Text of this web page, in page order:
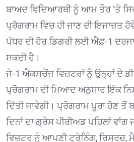
ਬਾਅਦ ਵਿਦਿਆਰਥੀ ਨੂੰ ਆਮ ਤੌਰ ‘ਤੇ
ਪ੍ਰੋਗਰਾਮ ਵਿਚ ਹੀ ਜਾਣ ਦੀ ਇਜਾਜ਼ਤ
ਪੱਧਰ ਦੀ ਹੋਰ ਡਿਗਰੀ ਲਈ ਐੱਫ਼-1
ਸਕਦੀ ਹੈ।
ਜੇ-1 ਐਕਸਚੇਂਜ ਵਿਜ਼ਟਰਾਂ ਨੂੰ ਉਨ੍ਹਾਂ ਦੇ
ਪ੍ਰੋਗਰਾਮ ਦੀ ਮਿਆਦ ਅਨੁਸਾਰ ਇੱਕ
ਦਿੱਤੀ ਜਾਵੇਗੀ। ਪ੍ਰੋਗਰਾਮ ਪੂਰਾ ਹੋਣ ਤੋਂ
ਦਿਨਾਂ ਦਾ ਗ੍ਰੇਸ ਪੀਰੀਅਡ ਪਹਿਲਾਂ ਵਾਂਗ
ਵਿਜ਼ਟਰ ਨੂੰ ਆਪਣੀ ਟ੍ਰੇਨਿੰਗ, ਰਿਸਰਚ,